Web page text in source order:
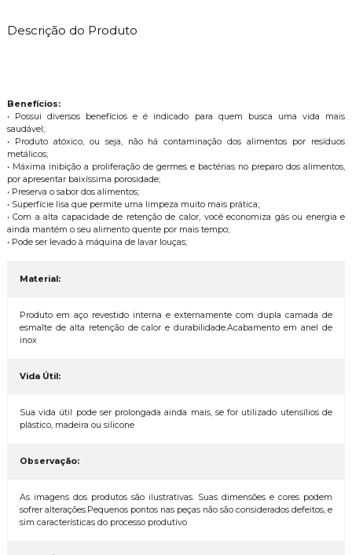
Descrição do Produto
Benefícios:
• Possui diversos benefícios e é indicado para quem busca uma vida mais
saudável;
• Produto atóxico, ou seja, não há contaminação dos alimentos por resíduos
metálicos;
• Máxima inibição a proliferação de germes e bactérias no preparo dos alimentos,
por apresentar baixíssima porosidade;
• Preserva o sabor dos alimentos;
• Superfície lisa que permite uma limpeza muito mais prática;
• Com a alta capacidade de retenção de calor, você economiza gás ou energia e
ainda mantém o seu alimento quente por mais tempo;
• Pode ser levado à máquina de lavar louças;
Material:
Produto em aço revestido interna e externamente com dupla camada de
esmalte de alta retenção de calor e durabilidade.Acabamento em anel de
inox
Vida Útil:
Sua vida útil pode ser prolongada ainda mais, se for utilizado utensílios de
plástico, madeira ou silicone
Observação:
As imagens dos produtos são ilustrativas. Suas dimensões e cores podem
sofrer alterações.Pequenos pontos nas peças não são considerados defeitos, e
sim características do processo produtivo